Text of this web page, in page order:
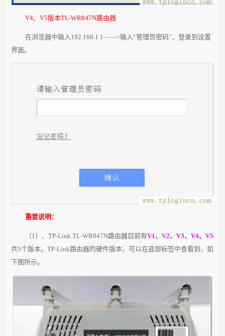
V4、V5版本TL-WR847N路由器
在浏览器中输入192.168.1.1——>输入“管理员密码”，登录到设置
界面。
重要说明：
（1）、TP-Link TL-WR847N路由器目前有V1、V2、V3、V4、V5
共5个版本。TP-Link路由器的硬件版本，可以在底部标签中查看到，如
下图所示。